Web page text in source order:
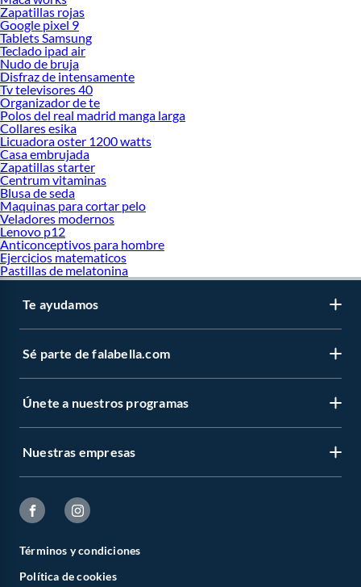
Zapatillas rojas
Google pixel 9
Tablets Samsung
Teclado ipad air
Nudo de bruja
Disfraz de intensamente
Tv televisores 40
Organizador de te
Polos del real madrid manga larga
Collares esika
Licuadora oster 1200 watts
Casa embrujada
Zapatillas starter
Centrum vitaminas
Blusa de seda
Maquinas para cortar pelo
Veladores modernos
Lenovo p12
Anticonceptivos para hombre
Ejercicios matematicos
Pastillas de melatonina
Te ayudamos
Sé parte de falabella.com
Únete a nuestros programas
Nuestras empresas
Términos y condiciones
Política de cookies